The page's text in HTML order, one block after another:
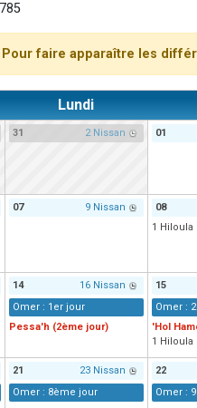
faire apparaître les
Lundi
31 2 Nissan 01
07 9 Nissan 08
1 Hiloula
14
16 Nissan
Omer : 1er jour
Pessa'h (2ème jour)
15
Omer :
'Hol
1 Hiloula
21
23 Nissan
Omer : 8ème jour
22
Omer :